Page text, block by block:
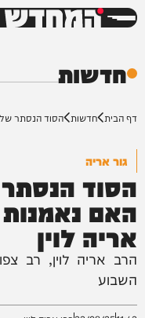
המחדש
חדשות
דף הבית חדשות הסוד הנסתר של
גור אריה
הסוד
האם
אריה לוין
הרב אריה לוין, רב
השבוע